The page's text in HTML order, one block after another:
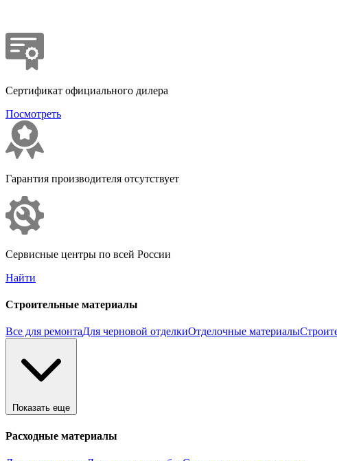
Сертификат официального дилера
Посмотреть
Гарантия производителя отсутствует
Сервисные центры по всей России
Найти
Строительные материалы
Все для ремонтаДля черновой отделкиОтделочные материалы
Показать еще
Расходные материалы